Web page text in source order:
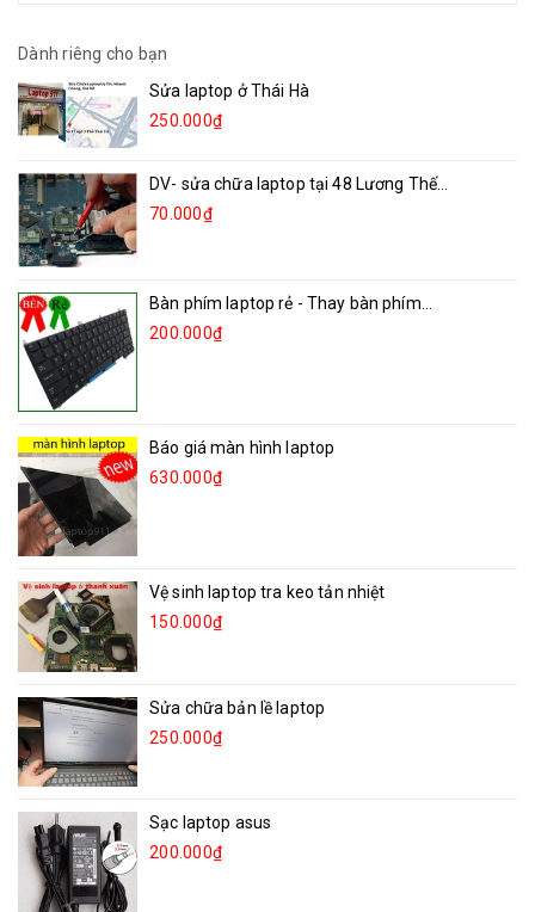
Dành riêng cho bạn
Sửa laptop ở Thái Hà
250.000₫
DV- sửa chữa laptop tại 48 Lương Thế...
70.000₫
Bàn phím laptop rẻ - Thay bàn phím...
200.000₫
Báo giá màn hình laptop
630.000₫
Vệ sinh laptop tra keo tản nhiệt
150.000₫
Sửa chữa bản lề laptop
250.000₫
Sạc laptop asus
200.000₫